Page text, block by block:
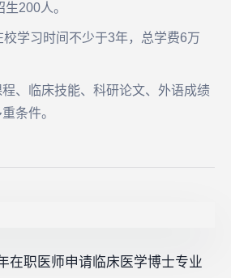
200人。
学习时间不少于3年，总学费6万
、临床技能、科研论文、外语成绩
条件。
在职医师申请临床医学博士专业